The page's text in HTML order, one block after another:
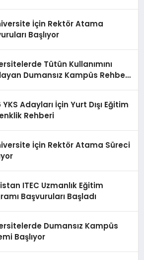
İçin Rektör Atama
Başlıyor
Tütün Kullanımını
Dumansız Kampüs Rehberi
YKS Adayları İçin Yurt Dışı Eğitim
Rehberi
İçin Rektör Atama Süreci
ITEC Uzmanlık Eğitim
Başvuruları Başladı
Dumansız Kampüs
Başlıyor